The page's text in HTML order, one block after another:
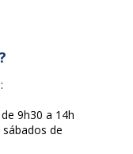
del producto
puede ser de
9h30 a 14h
de